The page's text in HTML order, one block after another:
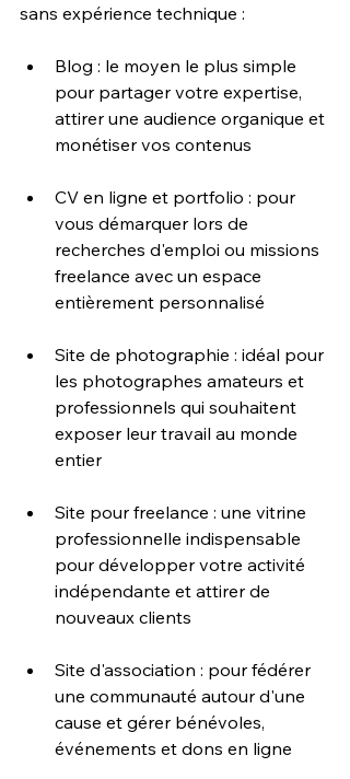
sans expérience technique :
Blog : le moyen le plus simple
pour partager votre expertise,
attirer une audience organique et
monétiser vos contenus
CV en ligne et portfolio : pour
vous démarquer lors de
recherches d'emploi ou missions
freelance avec un espace
entièrement personnalisé
Site de photographie : idéal pour
les photographes amateurs et
professionnels qui souhaitent
exposer leur travail au monde
entier
Site pour freelance : une vitrine
professionnelle indispensable
pour développer votre activité
indépendante et attirer de
nouveaux clients
Site d'association : pour fédérer
une communauté autour d'une
cause et gérer bénévoles,
événements et dons en ligne